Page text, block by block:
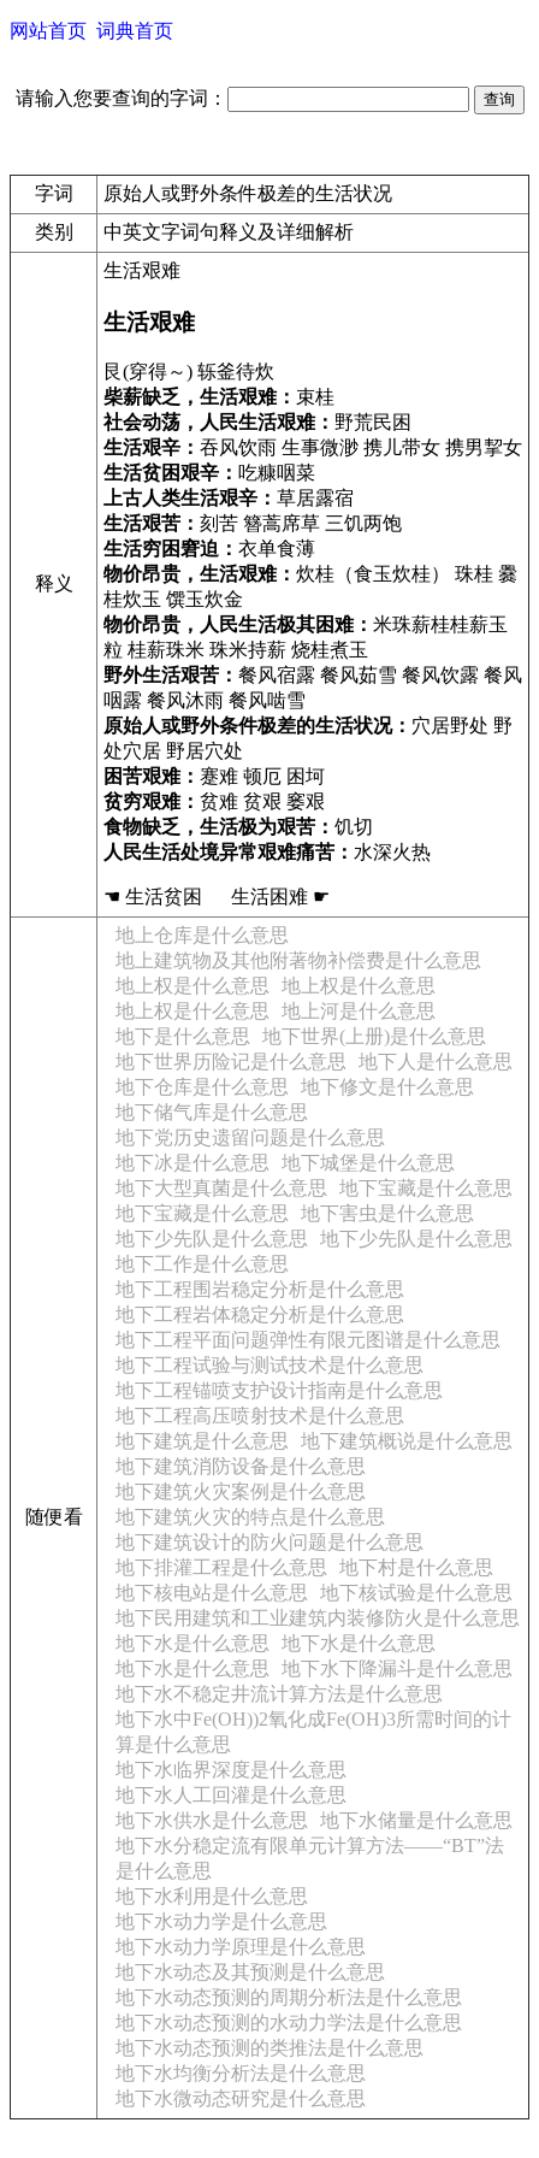
网站首页 词典首页
请输入您要查询的字词：
字词
原始人或野外条件极差的生活状况
类别
中英文字词句释义及详细解析
释义
生活艰难
生活艰难
艮(穿得～) 轹釜待炊
柴薪缺乏，生活艰难： 束桂
社会动荡，人民生活艰难： 野荒民困
生活艰辛： 吞风饮雨 生事微渺 携儿带女 携男挈女
生活贫困艰辛： 吃糠咽菜
上古人类生活艰辛： 草居露宿
生活艰苦： 刻苦 簪蒿席草 三饥两饱
生活穷困窘迫： 衣单食薄
物价昂贵，生活艰难： 炊桂（食玉炊桂） 珠桂 爨
桂炊玉 馔玉炊金
物价昂贵，人民生活极其困难： 米珠薪桂桂薪玉
粒 桂薪珠米 珠米持薪 烧桂煮玉
野外生活艰苦： 餐风宿露 餐风茹雪 餐风饮露 餐风
咽露 餐风沐雨 餐风啮雪
原始人或野外条件极差的生活状况： 穴居野处 野
处穴居 野居穴处
困苦艰难： 蹇难 顿厄 困坷
贫穷艰难： 贫难 贫艰 窭艰
食物缺乏，生活极为艰苦： 饥切
人民生活处境异常艰难痛苦： 水深火热
☚ 生活贫困 生活困难 ☛
随便看
地上仓库是什么意思
地上建筑物及其他附著物补偿费是什么意思
地上权是什么意思
地上权是什么意思
地上权是什么意思
地上河是什么意思
地下是什么意思
地下世界(上册)是什么意思
地下世界历险记是什么意思
地下人是什么意思
地下仓库是什么意思
地下修文是什么意思
地下储气库是什么意思
地下党历史遗留问题是什么意思
地下冰是什么意思
地下城堡是什么意思
地下大型真菌是什么意思
地下宝藏是什么意思
地下宝藏是什么意思
地下害虫是什么意思
地下少先队是什么意思
地下少先队是什么意思
地下工作是什么意思
地下工程围岩稳定分析是什么意思
地下工程岩体稳定分析是什么意思
地下工程平面问题弹性有限元图谱是什么意思
地下工程试验与测试技术是什么意思
地下工程锚喷支护设计指南是什么意思
地下工程高压喷射技术是什么意思
地下建筑是什么意思
地下建筑概说是什么意思
地下建筑消防设备是什么意思
地下建筑火灾案例是什么意思
地下建筑火灾的特点是什么意思
地下建筑设计的防火问题是什么意思
地下排灌工程是什么意思
地下村是什么意思
地下核电站是什么意思
地下核试验是什么意思
地下民用建筑和工业建筑内装修防火是什么意思
地下水是什么意思
地下水是什么意思
地下水是什么意思
地下水下降漏斗是什么意思
地下水不稳定井流计算方法是什么意思
地下水中Fe(OH))2氧化成Fe(OH)3所需时间的计
算是什么意思
地下水临界深度是什么意思
地下水人工回灌是什么意思
地下水供水是什么意思
地下水储量是什么意思
地下水分稳定流有限单元计算方法——“BT”法
是什么意思
地下水利用是什么意思
地下水动力学是什么意思
地下水动力学原理是什么意思
地下水动态及其预测是什么意思
地下水动态预测的周期分析法是什么意思
地下水动态预测的水动力学法是什么意思
地下水动态预测的类推法是什么意思
地下水均衡分析法是什么意思
地下水微动态研究是什么意思